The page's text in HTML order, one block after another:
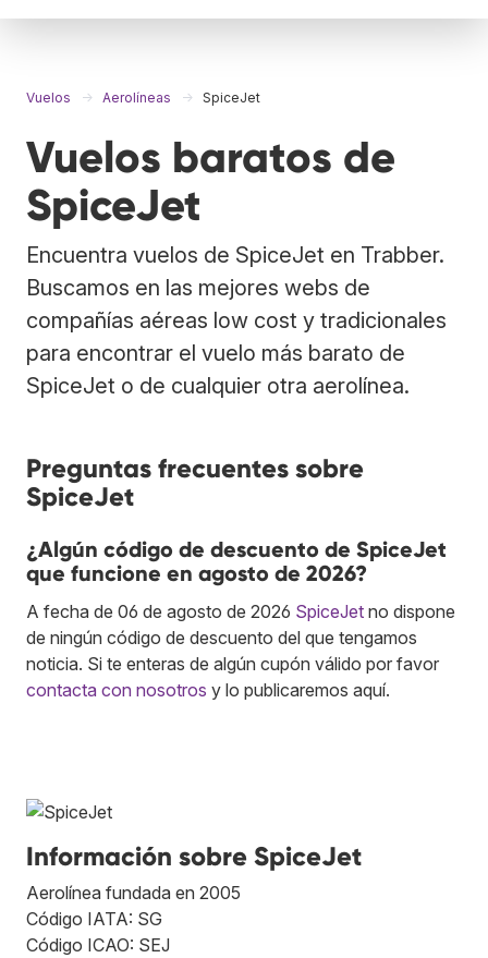
Vuelos Aerolíneas SpiceJet
Vuelos baratos de
SpiceJet
Encuentra vuelos de SpiceJet en Trabber.
Buscamos en las mejores webs de
compañías aéreas low cost y tradicionales
para encontrar el vuelo más barato de
SpiceJet o de cualquier otra aerolínea.
Preguntas frecuentes sobre
SpiceJet
¿Algún código de descuento de SpiceJet
que funcione en agosto de 2026?
A fecha de 06 de agosto de 2026 SpiceJet no dispone
de ningún código de descuento del que tengamos
noticia. Si te enteras de algún cupón válido por favor
contacta con nosotros y lo publicaremos aquí.
Información sobre SpiceJet
Aerolínea fundada en 2005
Código IATA: SG
Código ICAO: SEJ